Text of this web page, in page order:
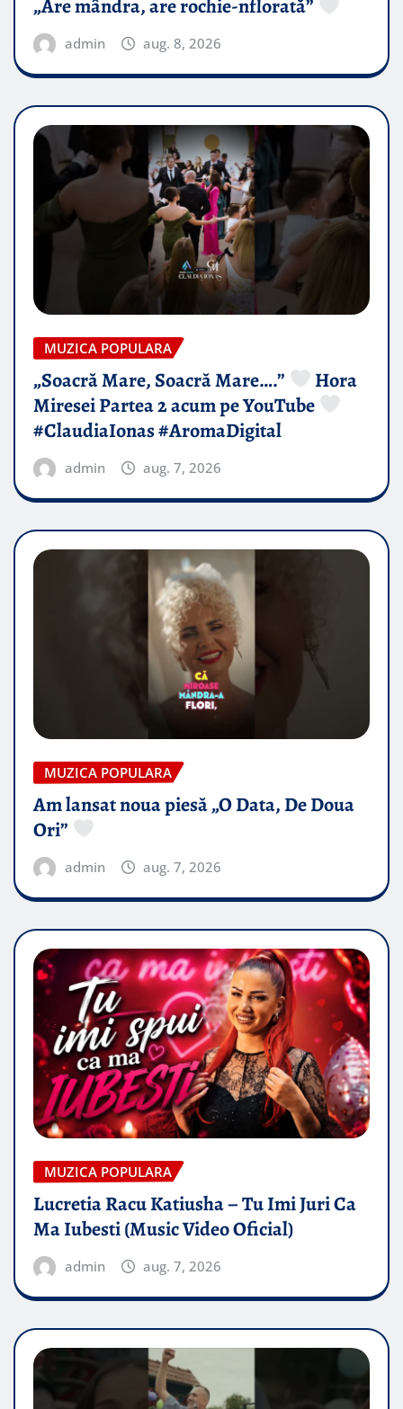
„Are mândra, are rochie-nflorată”
admin aug. 8, 2026
MUZICA POPULARA
„Soacră Mare, Soacră Mare….”
Hora
Miresei Partea 2 acum pe YouTube
#ClaudiaIonas #AromaDigital
admin aug. 7, 2026
MUZICA POPULARA
Am lansat noua piesă „O Data, De Doua
Ori”
admin aug. 7, 2026
MUZICA POPULARA
Lucretia Racu Katiusha – Tu Imi Juri Ca
Ma Iubesti (Music Video Oficial)
admin aug. 7, 2026